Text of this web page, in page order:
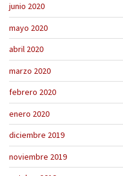
junio 2020
mayo 2020
abril 2020
marzo 2020
febrero 2020
enero 2020
diciembre 2019
noviembre 2019